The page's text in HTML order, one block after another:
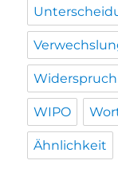
Widerspruch
WIPO
Ähnlichkeit